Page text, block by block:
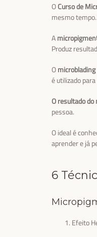
OCurso de
mesmo
A
Produz
Omicroblading
é utilizado para
O resultado
pessoa.
O ideal é
aprender e já
6
Efeito